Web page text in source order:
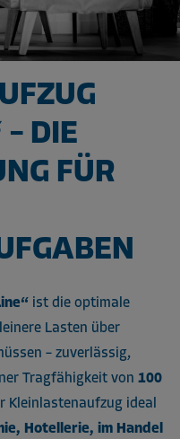
DIE
FÜR
ist die optimale
Lasten über
– zuverlässig,
Tragfähigkeit von 100
Kleinlastenaufzug ideal
Hotellerie, im Handel